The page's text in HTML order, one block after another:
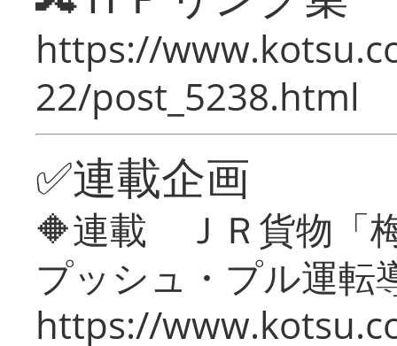
https://
22/post_5238.html
✅連載企画
🔶連載 ＪＲ貨物「
プッシュ・プル運転
https://